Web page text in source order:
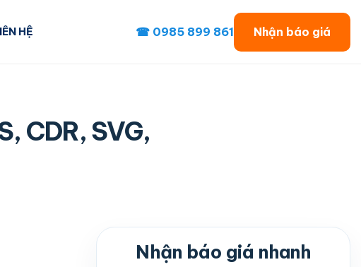
HỆ ☎ 0985 899 861 Nhận báo giá
CDR, SVG,
Nhận báo giá nhanh